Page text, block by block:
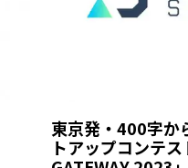
東京発・400字か
トアップコンテ